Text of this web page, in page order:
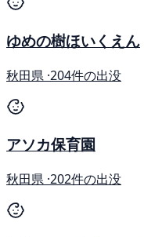
ゆめの樹ほいくえん
秋田県 ·204件の出没
アソカ保育園
秋田県 ·202件の出没